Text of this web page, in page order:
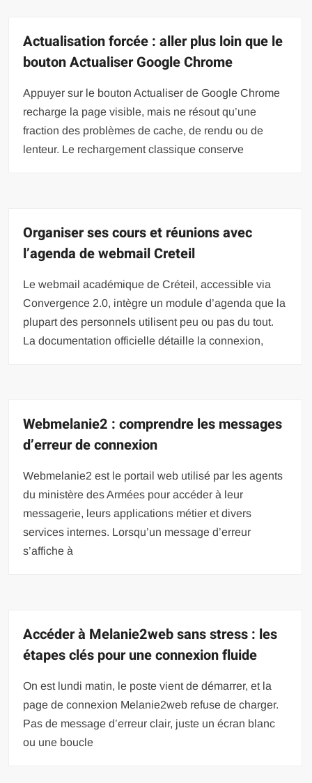
Actualisation forcée : aller plus loin que le
bouton Actualiser Google Chrome
Appuyer sur le bouton Actualiser de Google Chrome
recharge la page visible, mais ne résout qu’une
fraction des problèmes de cache, de rendu ou de
lenteur. Le rechargement classique conserve
Organiser ses cours et réunions avec
l’agenda de webmail Creteil
Le webmail académique de Créteil, accessible via
Convergence 2.0, intègre un module d’agenda que la
plupart des personnels utilisent peu ou pas du tout.
La documentation officielle détaille la connexion,
Webmelanie2 : comprendre les messages
d’erreur de connexion
Webmelanie2 est le portail web utilisé par les agents
du ministère des Armées pour accéder à leur
messagerie, leurs applications métier et divers
services internes. Lorsqu’un message d’erreur
s’affiche à
Accéder à Melanie2web sans stress : les
étapes clés pour une connexion fluide
On est lundi matin, le poste vient de démarrer, et la
page de connexion Melanie2web refuse de charger.
Pas de message d’erreur clair, juste un écran blanc
ou une boucle